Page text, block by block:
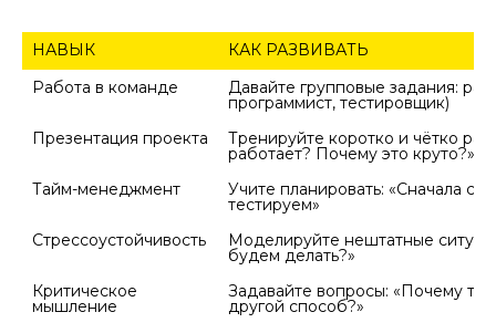
НАВЫК
КАК РАЗВИВАТЬ
Работа в команде
Давайте групповые задания:
программист, тестировщик)
Презентация проекта
Тренируйте коротко и чётко
работает? Почему это круто?»
Тайм-менеджмент
Учите планировать: «Сначала
тестируем»
Стрессоустойчивость
Моделируйте нештатные
будем делать?»
Критическое
мышление
Задавайте вопросы: «Почему
другой способ?»